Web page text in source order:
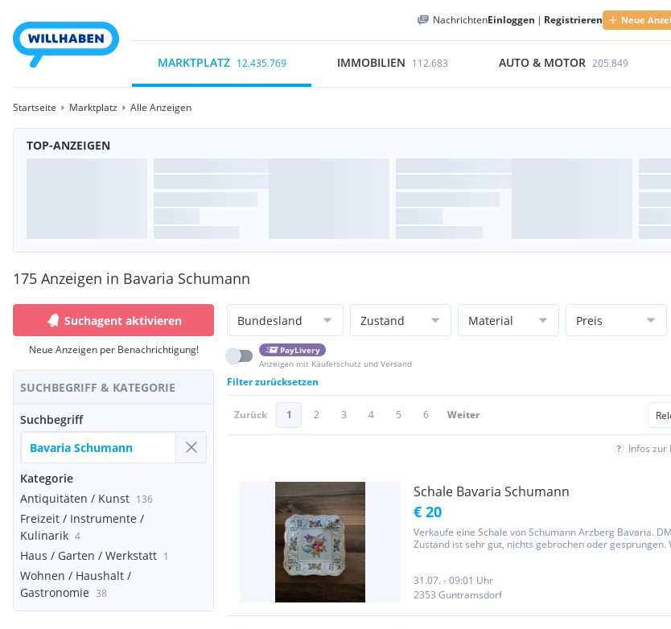
NachrichtenEinloggen | Registrieren Neue
MARKTPLATZ 12.435.769 IMMOBILIEN 112.683 AUTO & MOTOR 205.849
Startseite Marktplatz Alle Anzeigen
TOP-ANZEIGEN
175 Anzeigen in Bavaria Schumann
Suchagent aktivieren
Neue Anzeigen per Benachrichtigung!
SUCHBEGRIFF & KATEGORIE
Suchbegriff
Kategorie
Antiquitäten / Kunst 136
Freizeit / Instrumente /
Kulinarik 4
Haus / Garten / Werkstatt 1
Wohnen / Haushalt /
Gastronomie 38
Bundesland Zustand Material Preis
PayLivery
Anzeigen mit Käuferschutz und Versand
Filter zurücksetzen
Zurück 1 2 3 4 5 6 Weiter
Infos zur
Schale Bavaria Schumann
€ 20
Verkaufe eine Schale von Schumann Arzberg Bavaria.
Zustand ist sehr gut, nichts gebrochen oder gesprungen.
31.07. - 09:01 Uhr
2353 Guntramsdorf